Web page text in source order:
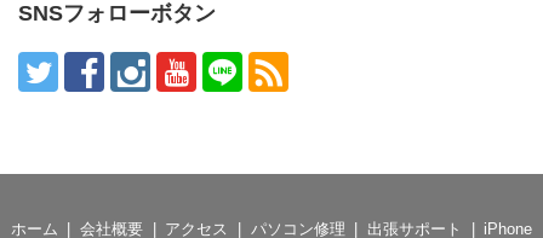
SNSフォローボタン
ホーム 会社概要 アクセス パソコン修理 出張サポート
iPhone